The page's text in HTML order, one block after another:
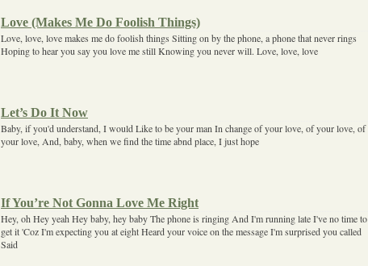
Love (Makes Me Do Foolish Things)
Love, love, love makes me do foolish things Sitting on by the phone, a phone that never rings
Hoping to hear you say you love me still Knowing you never will. Love, love, love
Let’s Do It Now
Baby, if you'd understand, I would Like to be your man In change of your love, of your love, of
your love, And, baby, when we find the time abnd place, I just hope
If You’re Not Gonna Love Me Right
Hey, oh Hey yeah Hey baby, hey baby The phone is ringing And I'm running late I've no time to
get it 'Coz I'm expecting you at eight Heard your voice on the message I'm surprised you called
Said